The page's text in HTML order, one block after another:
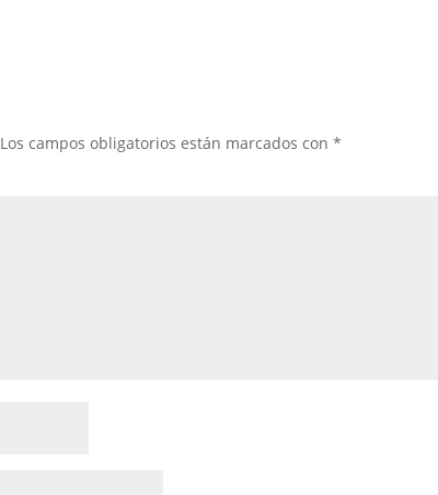
Los campos obligatorios están marcados con*